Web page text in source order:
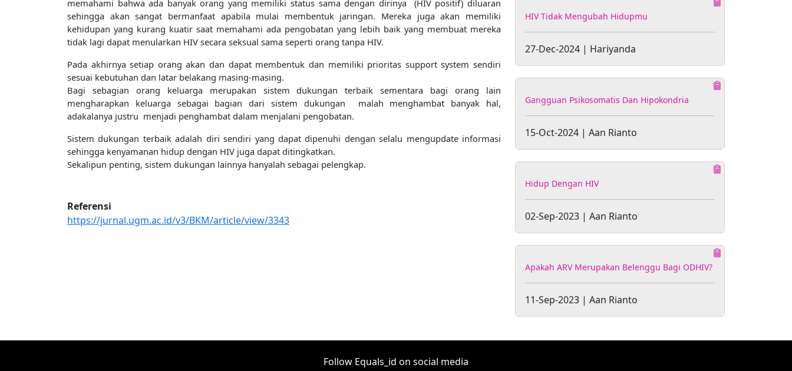
memahami bahwa ada banyak orang yang memiliki status sama dengan dirinya (HIV positif) diluaran
sehingga akan sangat bermanfaat apabila mulai membentuk jaringan. Mereka juga akan memiliki
kehidupan yang kurang kuatir saat memahami ada pengobatan yang lebih baik yang membuat mereka
tidak lagi dapat menularkan HIV secara seksual sama seperti orang tanpa HIV.
Pada akhirnya setiap orang akan dan dapat membentuk dan memiliki prioritas support system sendiri
sesuai kebutuhan dan latar belakang masing-masing.
Bagi sebagian orang keluarga merupakan sistem dukungan terbaik sementara bagi orang lain
mengharapkan keluarga sebagai bagian dari sistem dukungan malah menghambat banyak hal,
adakalanya justru menjadi penghambat dalam menjalani pengobatan.
Sistem dukungan terbaik adalah diri sendiri yang dapat dipenuhi dengan selalu mengupdate informasi
sehingga kenyamanan hidup dengan HIV juga dapat ditingkatkan.
Sekalipun penting, sistem dukungan lainnya hanyalah sebagai pelengkap.
Referensi
https://jurnal.ugm.ac.id/v3/BKM/article/view/3343
HIV Tidak Mengubah Hidupmu
27-Dec-2024 | Hariyanda
Gangguan Psikosomatis Dan Hipokondria
15-Oct-2024 | Aan Rianto
Hidup Dengan HIV
02-Sep-2023 | Aan Rianto
Apakah ARV Merupakan Belenggu Bagi ODHIV?
11-Sep-2023 | Aan Rianto
Follow Equals_id on social media